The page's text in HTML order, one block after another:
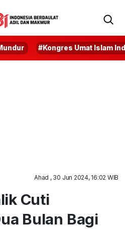
#Kongres Umat Islam
Ahad , 30 Jun 2024, 16:02 WIB
Cuti
Bulan Bagi